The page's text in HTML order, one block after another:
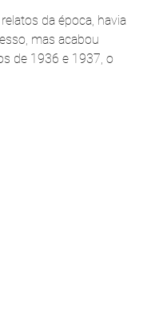
da época, havia
mas acabou
de 1936 e 1937, o